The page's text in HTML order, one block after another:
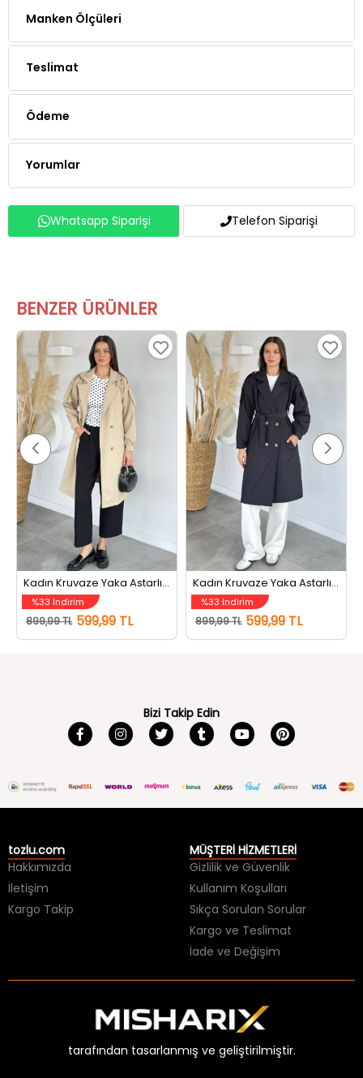
Manken Ölçüleri
Teslimat
Ödeme
Yorumlar
Whatsapp Siparişi Telefon Siparişi
BENZER ÜRÜNLER
Kadın Kruvaze Yaka Astarlı Bel Kuşaklı Tarz Trençkot Bej
%33 İndirim
899,99 TL 599,99 TL
Kadın Kruvaze Yaka Astarlı Bel Kuşaklı Tarz Trençkot Siyah
%33 İndirim
899,99 TL 599,99 TL
Bizi Takip Edin
tozlu.com
Hakkımızda
İletişim
Kargo Takip
MÜŞTERİ HİZMETLERİ
Gizlilik ve Güvenlik
Kullanım Koşulları
Sıkça Sorulan Sorular
Kargo ve Teslimat
İade ve Değişim
tarafından tasarlanmış ve geliştirilmiştir.